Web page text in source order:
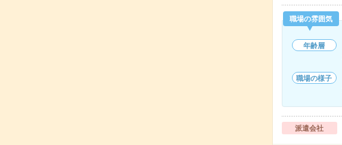
職場の雰囲気
年齢層
職場の様子
派遣会社